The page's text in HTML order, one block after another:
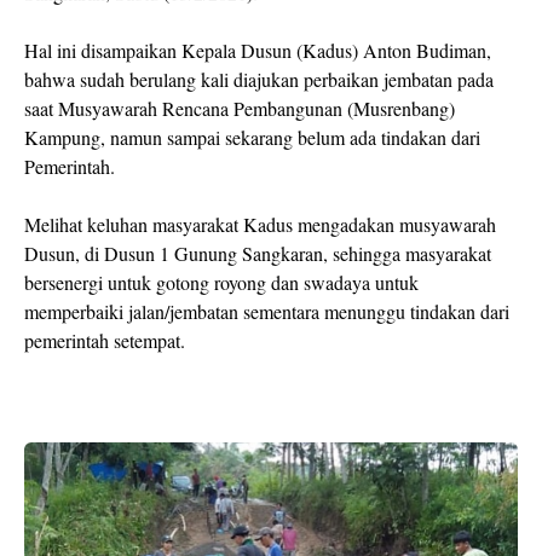
Hal ini disampaikan Kepala Dusun (Kadus) Anton Budiman,
bahwa sudah berulang kali diajukan perbaikan jembatan pada
saat Musyawarah Rencana Pembangunan (Musrenbang)
Kampung, namun sampai sekarang belum ada tindakan dari
Pemerintah.
Melihat keluhan masyarakat Kadus mengadakan musyawarah
Dusun, di Dusun 1 Gunung Sangkaran, sehingga masyarakat
bersenergi untuk gotong royong dan swadaya untuk
memperbaiki jalan/jembatan sementara menunggu tindakan dari
pemerintah setempat.